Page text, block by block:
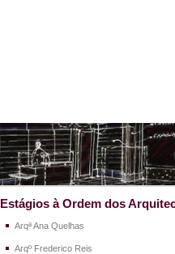
Estágios à Ordem dos
Arqª Ana Quelhas
Arqº Frederico Reis